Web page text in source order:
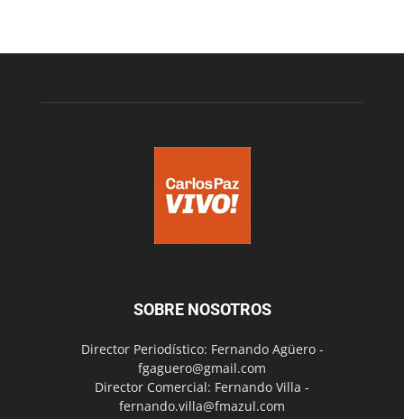
SOBRE NOSOTROS
Director Periodístico: Fernando Agüero -
fgaguero@gmail.com
Director Comercial: Fernando Villa -
fernando.villa@fmazul.com